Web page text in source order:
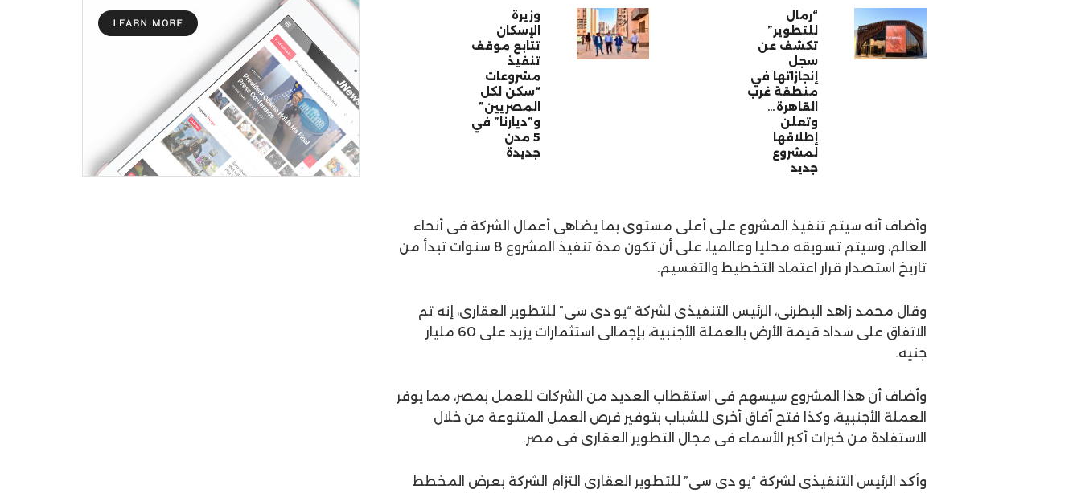
“رمال
للتطوير”
تكشف عن
سجل
إنجازاتها في
منطقة غرب
القاهرة…
وتعلن
إطلاقها
لمشروع
جديد
وزيرة
الإسكان
تتابع موقف
تنفيذ
مشروعات
“سكن لكل
المصريين”
و”ديارنا” في
5 مدن
جديدة
وأضاف أنه سيتم تنفيذ المشروع على أعلى مستوى بما يضاهى أعمال الشركة فى أنحاء
العالم، وسيتم تسويقه محليا وعالميا، على أن تكون مدة تنفيذ المشروع 8 سنوات تبدأ من
تاريخ استصدار قرار اعتماد التخطيط والتقسيم.
وقال محمد زاهد البطرنى، الرئيس التنفيذى لشركة “يو دى سى” للتطوير العقارى، إنه تم
الاتفاق على سداد قيمة الأرض بالعملة الأجنبية، بإجمالى استثمارات يزيد على 60 مليار
جنيه.
وأضاف أن هذا المشروع سيسهم فى استقطاب العديد من الشركات للعمل بمصر، مما يوفر
العملة الأجنبية، وكذا فتح آفاق أخرى للشباب بتوفير فرص العمل المتنوعة من خلال
الاستفادة من خبرات أكبر الأسماء فى مجال التطوير العقارى فى مصر.
وأكد الرئيس التنفيذى لشركة “يو دى سى” للتطوير العقارى التزام الشركة بعرض المخطط